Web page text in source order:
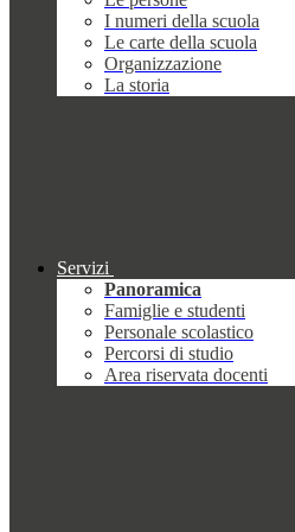
I numeri della scuola
Le carte della scuola
Organizzazione
La storia
Servizi
Panoramica
Famiglie e studenti
Personale scolastico
Percorsi di studio
Area riservata docenti